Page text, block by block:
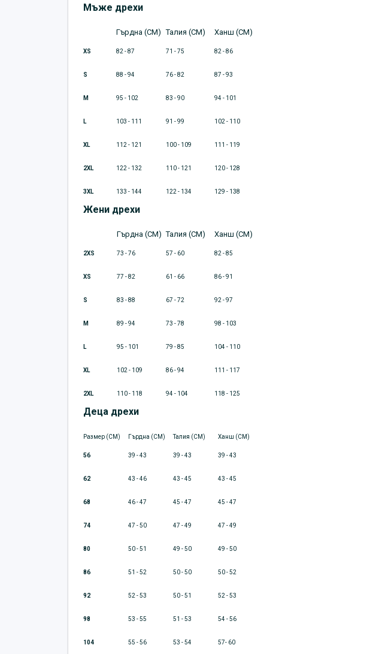
Мъже дрехи
Гърдна (CM) Талия (CM) Ханш (CM)
XS 82 - 87 71 - 75 82 - 86
S 88 - 94 76 - 82 87 - 93
M 95 - 102 83 - 90 94 - 101
L 103 - 111 91 - 99 102 - 110
XL 112 - 121 100 - 109 111 - 119
2XL 122 - 132 110 - 121 120 - 128
3XL 133 - 144 122 - 134 129 - 138
Жени дрехи
Гърдна (CM) Талия (CM) Ханш (CM)
2XS 73 - 76 57 - 60 82 - 85
XS 77 - 82 61 - 66 86 - 91
S 83 - 88 67 - 72 92 - 97
M 89 - 94 73 - 78 98 - 103
L 95 - 101 79 - 85 104 - 110
XL 102 - 109 86 - 94 111 - 117
2XL 110 - 118 94 - 104 118 - 125
Деца дрехи
Размер (CM) Гърдна (CM) Талия (CM) Ханш (CM)
56 39 - 43 39 - 43 39 - 43
62 43 - 46 43 - 45 43 - 45
68 46 - 47 45 - 47 45 - 47
74 47 - 50 47 - 49 47 - 49
80 50 - 51 49 - 50 49 - 50
86 51 - 52 50 - 50 50 - 52
92 52 - 53 50 - 51 52 - 53
98 53 - 55 51 - 53 54 - 56
104 55 - 56 53 - 54 57- 60